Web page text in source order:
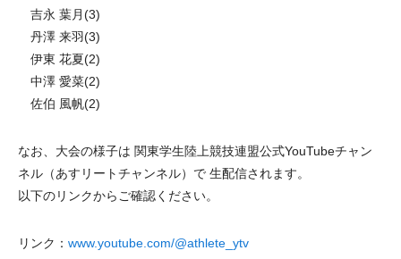
吉永 葉月(3)
丹澤 来羽(3)
伊東 花夏(2)
中澤 愛菜(2)
佐伯 風帆(2)
なお、大会の様子は 関東学生陸上競技連盟公式YouTubeチャン
ネル（あすリートチャンネル）で 生配信されます。
以下のリンクからご確認ください。
リンク： www.youtube.com/@athlete_ytv